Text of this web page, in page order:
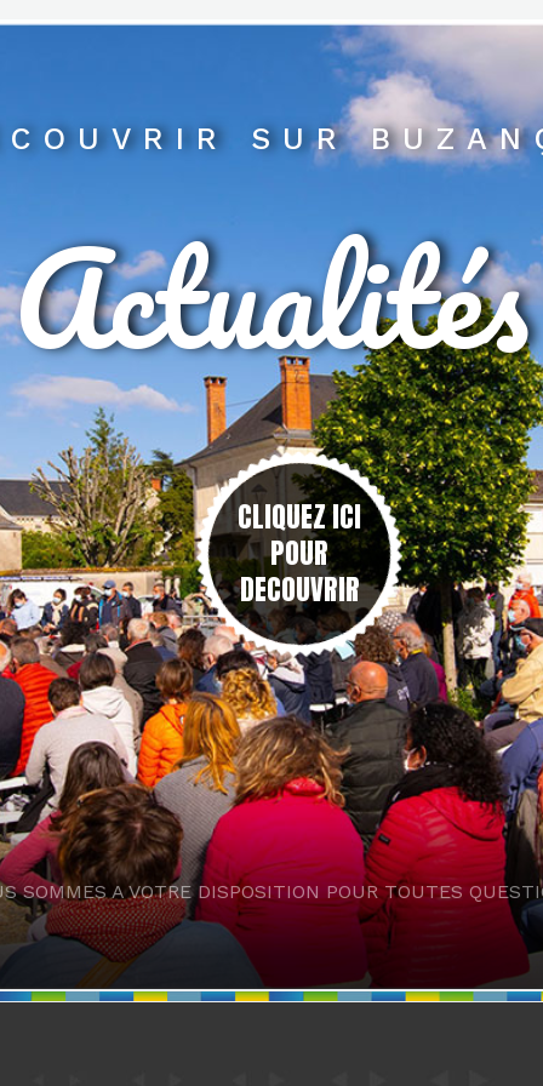
SUR
SOMMES A VOTRE DISPOSITION POUR TOUTES
CLIQUEZ ICI
POUR
DECOUVRIR
Actualités